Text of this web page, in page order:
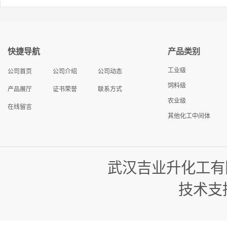
快捷导航
公司首页 公司介绍 公司动态
产品展厅 证书荣誉 联系方式
在线留言
产品类别
工业级
饲料级
农业级
其他化工中间体
武汉吉业升化工
技术